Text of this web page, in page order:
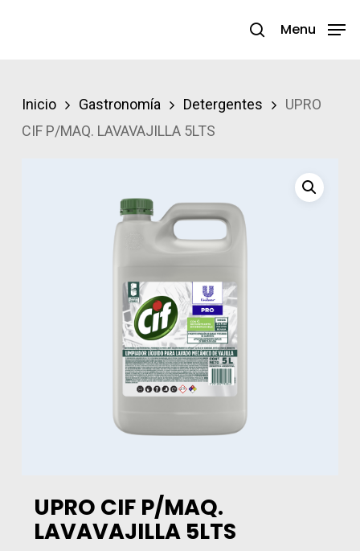
search
Menu
Inicio Gastronomía Detergentes
UPRO
CIF P/MAQ. LAVAVAJILLA 5LTS
UPRO CIF P/MAQ.
LAVAVAJILLA 5LTS